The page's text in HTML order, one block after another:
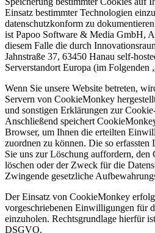
Einsatz bestimmter Technologien
datenschutzkonform zu
ist Papoo Software & Media GmbH,
diesem Falle die durch
Jahnstraße 37, 63450 Hanau self-
Serverstandort Europa (im Folgenden
Wenn Sie unsere Website betreten,
Servern von CookieMonkey
und sonstigen Erklärungen zur
Anschließend speichert
Browser, um Ihnen die erteilten
zuordnen zu können. Die so erfassten
Sie uns zur Löschung auffordern,
löschen oder der Zweck für die
Zwingende gesetzliche
Der Einsatz von CookieMonkey
vorgeschriebenen Einwilligungen für
einzuholen. Rechtsgrundlage hierfür
DSGVO.